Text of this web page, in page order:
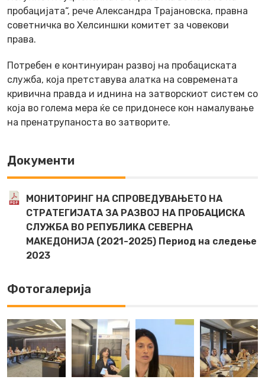
пробацијата“, рече Александра Трајановска, правна
советничка во Хелсиншки комитет за човекови
права.
Потребен е континуиран развој на пробациската
служба, која претставува алатка на современата
кривична правда и иднина на затворскиот систем со
која во голема мера ќе се придонесе кон намалување
на пренатрупаноста во затворите.
Документи
МОНИТОРИНГ НА СПРОВЕДУВАЊЕТО НА
СТРАТЕГИЈАТА ЗА РАЗВОЈ НА ПРОБАЦИСКА
СЛУЖБА ВО РЕПУБЛИКА СЕВЕРНА
МАКЕДОНИЈА (2021-2025) Период на следење
2023
Фотогалерија